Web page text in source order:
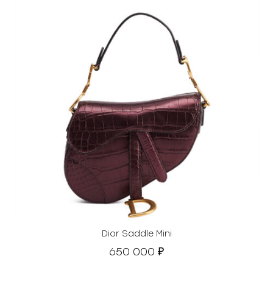
Dior Saddle Mini
650 000 ₽